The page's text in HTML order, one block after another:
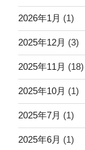
2026年1月 (1)
2025年12月 (3)
2025年11月 (18)
2025年10月 (1)
2025年7月 (1)
2025年6月 (1)